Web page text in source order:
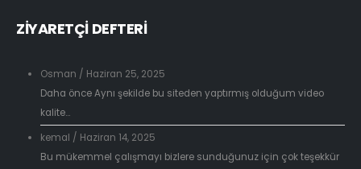
ZİYARETÇİ DEFTERİ
Osman / Haziran 25, 2025
Daha önce Aynı şekilde bu siteden yaptırmış olduğum video
kalite...
kemal / Haziran 14, 2025
Bu mükemmel çalışmayı bizlere sunduğunuz için çok teşekkür